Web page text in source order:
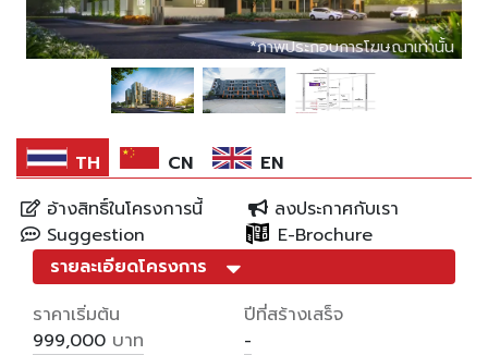
*ภาพประกอบการโฆษณาเท่านั้น
*ภาพประกอบการโฆษณาเท่านั้น
*ภาพประกอบการโฆษณาเท่านั้น
TH CN
EN
อ้างสิทธิ์ในโครงการนี้
ลงประกาศกับเรา
Suggestion
E-Brochure
รายละเอียดโครงการ
ราคาเริ่มต้น
999,000 บาท
ปีที่สร้างเสร็จ
-